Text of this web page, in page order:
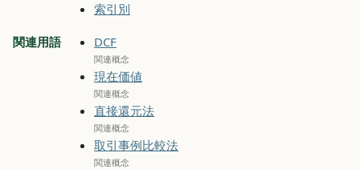
索引別
関連用語 DCF
関連概念
現在価値
関連概念
直接還元法
関連概念
取引事例比較法
関連概念